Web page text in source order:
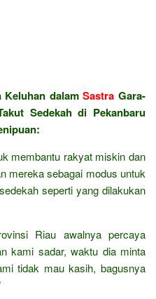
Keluhan dalamSastra Gara-
Sedekah di Pekanbaru
membantu rakyat miskin dan
mereka sebagai modus untuk
seperti yang dilakukan
Riau awalnya percaya
kami sadar, waktu dia minta
tidak mau kasih, bagusnya